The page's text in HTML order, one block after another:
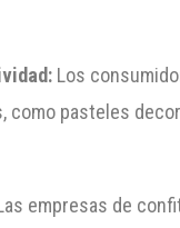
Los
como pasteles
empresas de